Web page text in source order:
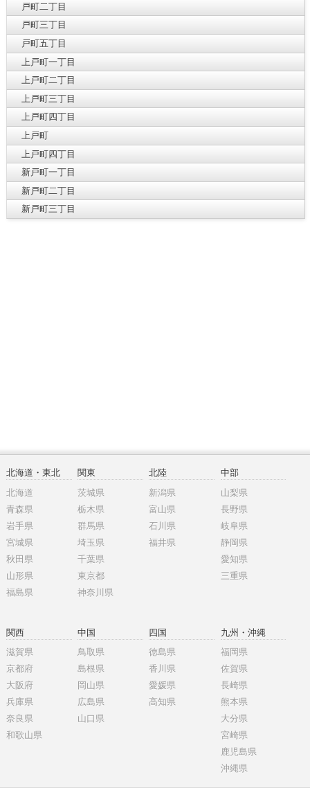
戸町二丁目
戸町三丁目
戸町五丁目
上戸町一丁目
上戸町二丁目
上戸町三丁目
上戸町四丁目
上戸町
上戸町四丁目
新戸町一丁目
新戸町二丁目
新戸町三丁目
北海道・東北
北海道
青森県
岩手県
宮城県
秋田県
山形県
福島県
関東
茨城県
栃木県
群馬県
埼玉県
千葉県
東京都
神奈川県
北陸
新潟県
富山県
石川県
福井県
中部
山梨県
長野県
岐阜県
静岡県
愛知県
三重県
関西
滋賀県
京都府
大阪府
兵庫県
奈良県
和歌山県
中国
鳥取県
島根県
岡山県
広島県
山口県
四国
徳島県
香川県
愛媛県
高知県
九州・沖縄
福岡県
佐賀県
長崎県
熊本県
大分県
宮崎県
鹿児島県
沖縄県